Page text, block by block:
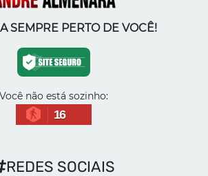
SEMPRE PERTO DE VOCÊ!
Você não está sozinho:
16
REDES SOCIAIS